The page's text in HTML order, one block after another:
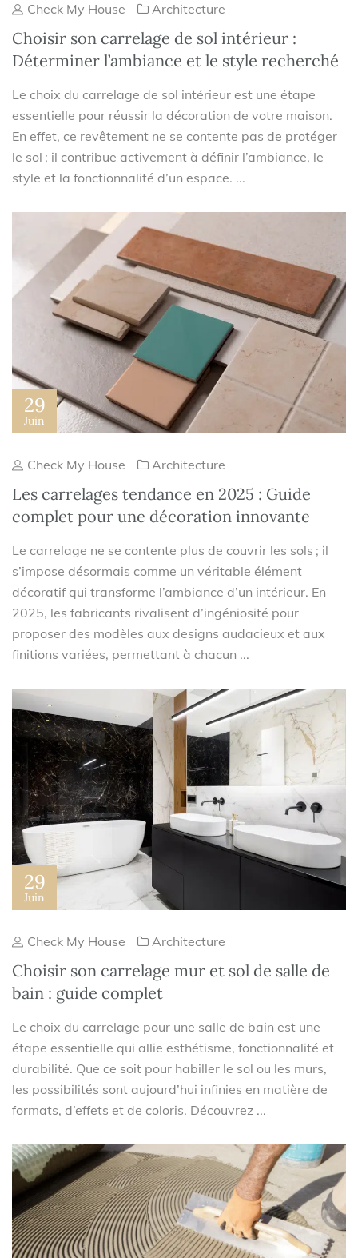
Check My House Architecture
Choisir son carrelage de sol intérieur :
Déterminer l’ambiance et le style recherché
Le choix du carrelage de sol intérieur est une étape
essentielle pour réussir la décoration de votre maison.
En effet, ce revêtement ne se contente pas de protéger
le sol ; il contribue activement à définir l’ambiance, le
style et la fonctionnalité d’un espace. ...
29
Juin
Check My House Architecture
Les carrelages tendance en 2025 : Guide
complet pour une décoration innovante
Le carrelage ne se contente plus de couvrir les sols ; il
s’impose désormais comme un véritable élément
décoratif qui transforme l’ambiance d’un intérieur. En
2025, les fabricants rivalisent d’ingéniosité pour
proposer des modèles aux designs audacieux et aux
finitions variées, permettant à chacun ...
29
Juin
Check My House Architecture
Choisir son carrelage mur et sol de salle de
bain : guide complet
Le choix du carrelage pour une salle de bain est une
étape essentielle qui allie esthétisme, fonctionnalité et
durabilité. Que ce soit pour habiller le sol ou les murs,
les possibilités sont aujourd’hui infinies en matière de
formats, d’effets et de coloris. Découvrez ...